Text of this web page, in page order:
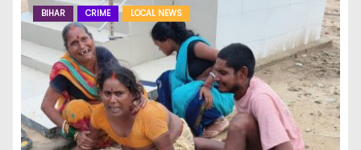
BIHAR CRIME LOCAL NEWS